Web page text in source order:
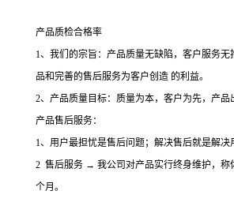
产品质检合格率
1、我们的宗旨：产品质量无缺陷，客户服务
品和完善的售后服务为客户创造 的利益。
2、产品质量目标：质量为本，客户为先，产品
产品售后服务：
1、用户最担忧是售后问题；解决售后就是解决
2 售后服务 → 我公司对产品实行终身维护，称
个月。